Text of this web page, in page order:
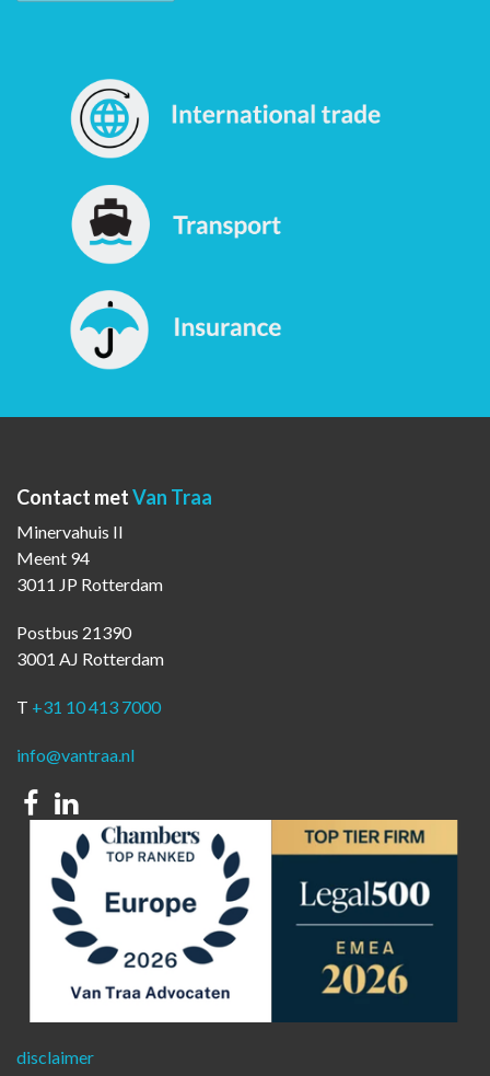
Contact metVan Traa
Minervahuis II
Meent 94
3011 JP Rotterdam
Postbus 21390
3001 AJ Rotterdam
T +31 10 413 7000
info@vantraa.nl
Facebook
Linkedin
disclaimer